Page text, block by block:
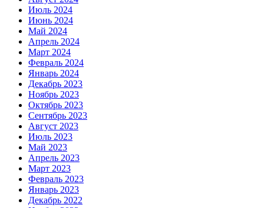
Июль 2024
Июнь 2024
Май 2024
Апрель 2024
Март 2024
Февраль 2024
Январь 2024
Декабрь 2023
Ноябрь 2023
Октябрь 2023
Сентябрь 2023
Август 2023
Июль 2023
Май 2023
Апрель 2023
Март 2023
Февраль 2023
Январь 2023
Декабрь 2022